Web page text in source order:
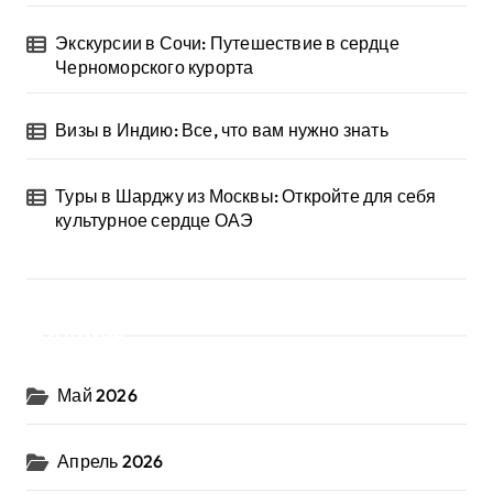
Экскурсии в Сочи: Путешествие в сердце
Черноморского курорта
Визы в Индию: Все, что вам нужно знать
Туры в Шарджу из Москвы: Откройте для себя
культурное сердце ОАЭ
Май 2026
Апрель 2026